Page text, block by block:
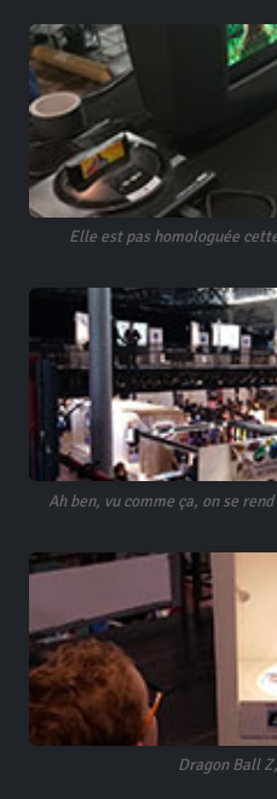
Elle est pas homologuée
Ah ben, vu comme ça, on se
Dragon Ball